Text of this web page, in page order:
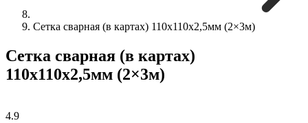
Сетка сварная (в картах) 110х110х2,5мм (2×3м)
Сетка сварная (в картах)
110х110х2,5мм (2×3м)
4.9